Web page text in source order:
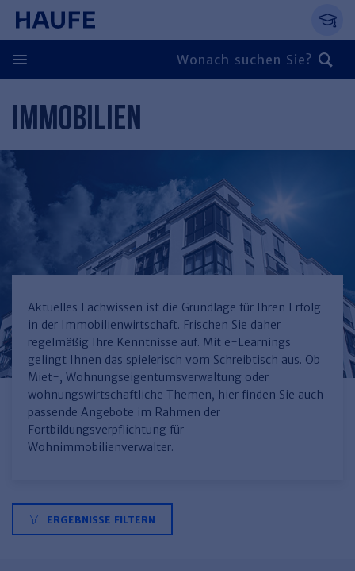
Springe direkt zum Hauptinhalt, zur
Zum Hauptinhalt springen
Zur Navigation springen
Zur Suche springen
Zurück
Personal
Finden Sie Ihr Thema
Arbeitsrecht
Führung
Personalmanagement und
Organisation
Personalentwicklung und
Talentmanagement
Persönlichkeitsentwicklung
Steuern & Rechnungswesen
Finden Sie Ihr Thema
Rechnungswesen
Entgeltabrechnung
Steuerkanzlei und Gebühren
Software und Tools
Recht & Compliance
Finden Sie Ihr Thema
Familien- und Erbrecht
Miet- und WE-Recht
Rechtsanwaltskanzlei und Gebühren
Verkehrsrecht
Sozialrecht
Compliance
Immobilien
Finden Sie Ihr Thema
Miet- und Bestandsverwaltung
WEG-Verwaltung
Wohnungswirtschaft
Zurück
Öffentlicher Dienst
Finden Sie Ihr Thema
TV-L
TVöD
SGB & Sozialwesen
Zurück
Arbeitsschutz & BGM
Finden Sie Ihr Thema
Betriebliches
Gesundheitsmanagement
Zurück
Finden Sie Ihr Thema
IMMOBILIEN
Aktuelles Fachwissen ist die Grundlage für Ihren Erfolg
in der Immobilienwirtschaft. Frischen Sie daher
regelmäßig Ihre Kenntnisse auf. Mit e-Learnings
gelingt Ihnen das spielerisch vom Schreibtisch aus. Ob
Miet-, Wohnungseigentumsverwaltung oder
wohnungswirtschaftliche Themen, hier finden Sie auch
passende Angebote im Rahmen der
Fortbildungsverpflichtung für
Wohnimmobilienverwalter.
ERGEBNISSE FILTERN